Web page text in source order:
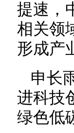
提速，
相关领
形成产
申长
进科技
绿色低